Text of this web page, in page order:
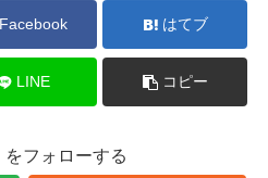
Facebook はてブ
LINE コピー
をフォローする